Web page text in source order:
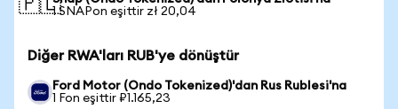
🇵🇱1 SNAPon eşittir zł 20,04
Diğer RWA'ları RUB'ye dönüştür
Ford Motor (Ondo Tokenized)'dan Rus Rublesi'na
1 Fon eşittir ₽1.165,23